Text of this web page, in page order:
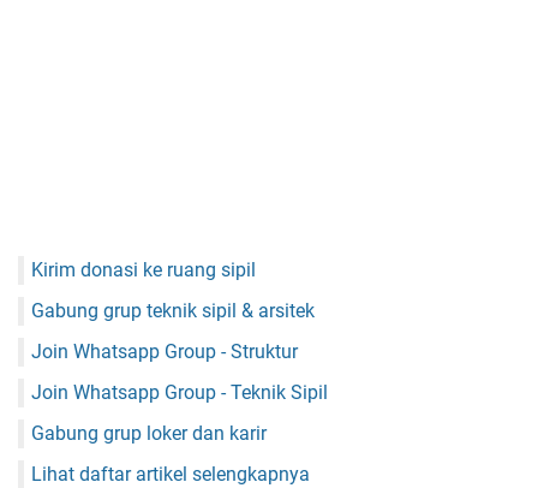
Kirim donasi ke ruang sipil
Gabung grup teknik sipil & arsitek
Join Whatsapp Group - Struktur
Join Whatsapp Group - Teknik Sipil
Gabung grup loker dan karir
Lihat daftar artikel selengkapnya